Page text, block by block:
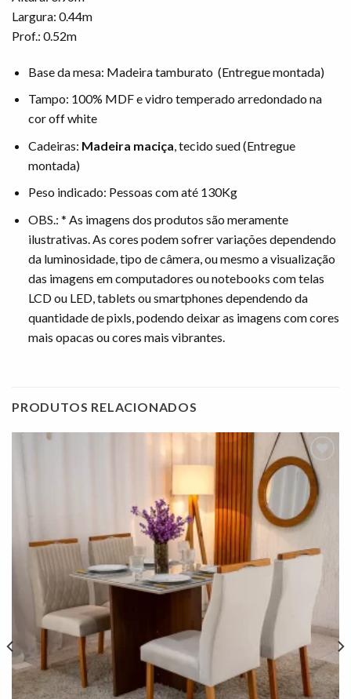
Largura: 0.44m
Prof.: 0.52m
Base da mesa: Madeira tamburato (Entregue montada)
Tampo: 100% MDF e vidro temperado arredondado na
cor off white
Cadeiras: Madeira maciça , tecido sued (Entregue
montada)
Peso indicado: Pessoas com até 130Kg
OBS.: * As imagens dos produtos são meramente
ilustrativas. As cores podem sofrer variações dependendo
da luminosidade, tipo de câmera, ou mesmo a visualização
das imagens em computadores ou notebooks com telas
LCD ou LED, tablets ou smartphones dependendo da
quantidade de pixls, podendo deixar as imagens com cores
mais opacas ou cores mais vibrantes.
PRODUTOS RELACIONADOS
Adicionar
à lista de
desejos"